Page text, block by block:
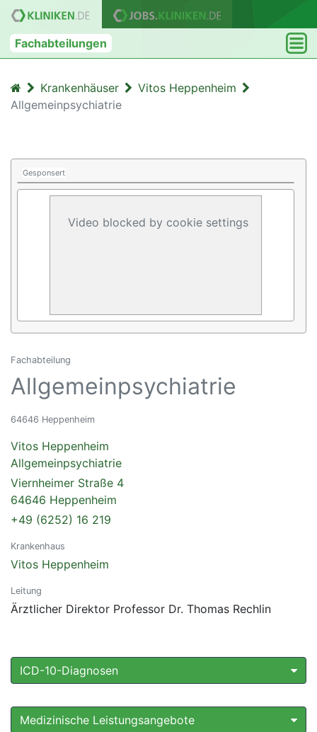
Fachabteilungen
Krankenhäuser
Vitos Heppenheim
Allgemeinpsychiatrie
Gesponsert
Video blocked by cookie settings
Fachabteilung
Allgemeinpsychiatrie
64646 Heppenheim
Vitos Heppenheim
Allgemeinpsychiatrie
Viernheimer Straße 4
64646 Heppenheim
+49 (6252) 16 219
Krankenhaus
Vitos Heppenheim
Leitung
Ärztlicher Direktor Professor Dr. Thomas Rechlin
ICD-10-Diagnosen
Medizinische Leistungsangebote